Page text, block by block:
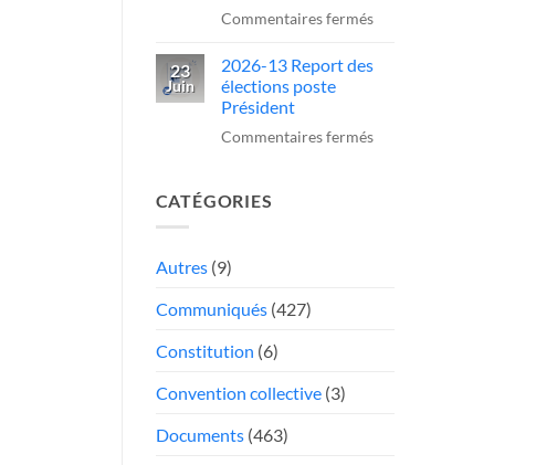
camions
rabais
Commentaires ferméssur
mettre
sur
23
Juin
2026-13 Report des
élections poste
Président
Commentaires ferméssur
CATÉGORIES
Autres(9)
Communiqués(427)
Constitution (6)
Convention collective(3)
Documents(463)